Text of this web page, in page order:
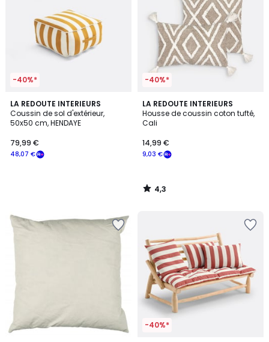
-40%*
LA REDOUTE INTERIEURS
Coussin de sol d'extérieur,
50x50 cm, HENDAYE
48,07 €
79,99 €
-40%*
LA REDOUTE INTERIEURS
Housse de coussin coton tufté,
Cali
9,03 €
14,99 €
4,3
/ 5
4,3
/
-40%*